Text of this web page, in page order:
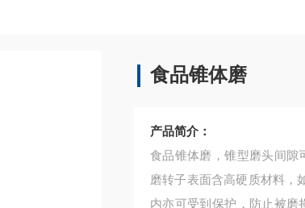
食品锥体磨
产品简介：
食品锥体磨，锥型磨头间隙
磨转子表面含高硬质材料，
内亦可受到保护，防止被磨